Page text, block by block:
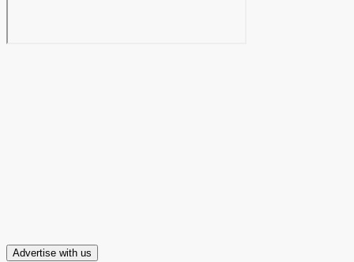
Advertise with us